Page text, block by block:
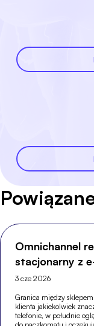
Omnichannel
stacjonarny z
3 cze 2026
Granica między
klienta jakiekolwiek
telefonie, w południe